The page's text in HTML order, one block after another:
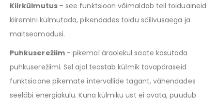
Kiirkülmutus – see funktsioon võimaldab teil toiduaineid
kiiremini külmutada, pikendades toidu säilivusaega ja
maitseomadusi.
Puhkuserežiim – pikemal äraolekul saate kasutada
puhkuserežiimi. Sel ajal teostab külmik tavapäraseid
funktsioone pikemate intervallide tagant, vähendades
seeläbi energiakulu. Kuna külmiku ust ei avata, puudub